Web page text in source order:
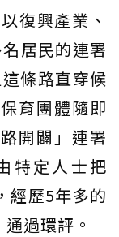
復興產業、
居民的連署
條路直穿候
育團體隨即
開闢」連署
特定人士把
經歷5年多的
過環評。